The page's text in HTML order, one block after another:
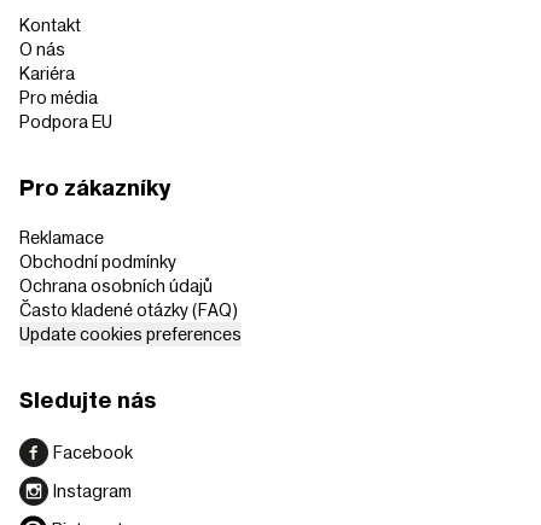
Kontakt
O nás
Kariéra
Pro média
Podpora EU
Pro zákazníky
Reklamace
Obchodní podmínky
Ochrana osobních údajů
Často kladené otázky (FAQ)
Update cookies preferences
Sledujte nás
Facebook
Instagram